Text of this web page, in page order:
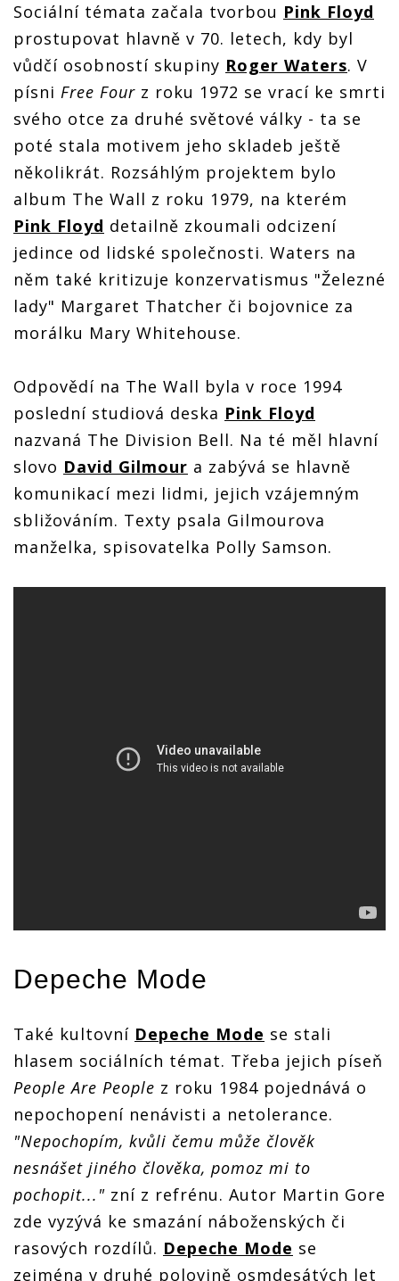
Sociální témata začala tvorbou Pink Floyd
prostupovat hlavně v 70. letech, kdy byl
vůdčí osobností skupiny Roger Waters. V
písni Free Four z roku 1972 se vrací ke smrti
svého otce za druhé světové války - ta se
poté stala motivem jeho skladeb ještě
několikrát. Rozsáhlým projektem bylo
album The Wall z roku 1979, na kterém
Pink Floyd detailně zkoumali odcizení
jedince od lidské společnosti. Waters na
něm také kritizuje konzervatismus "Železné
lady" Margaret Thatcher či bojovnice za
morálku Mary Whitehouse.
Odpovědí na The Wall byla v roce 1994
poslední studiová deska Pink Floyd
nazvaná The Division Bell. Na té měl hlavní
slovo David Gilmour a zabývá se hlavně
komunikací mezi lidmi, jejich vzájemným
sbližováním. Texty psala Gilmourova
manželka, spisovatelka Polly Samson.
Depeche Mode
Také kultovní Depeche Mode se stali
hlasem sociálních témat. Třeba jejich píseň
People Are People z roku 1984 pojednává o
nepochopení nenávisti a netolerance.
"Nepochopím, kvůli čemu může člověk
nesnášet jiného člověka, pomoz mi to
pochopit..." zní z refrénu. Autor Martin Gore
zde vyzývá ke smazání náboženských či
rasových rozdílů. Depeche Mode se
zejména v druhé polovině osmdesátých let